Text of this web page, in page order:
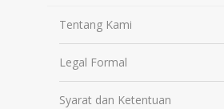
Tentang Kami
Legal Formal
Syarat dan Ketentuan